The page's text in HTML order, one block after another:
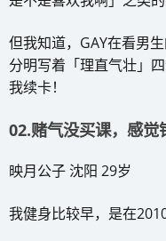
但我知道，GAY在看男
分明写着「理直气壮」
我续卡！
02.赌气没买课，感觉
映月公子 沈阳 29岁
我健身比较早，是在